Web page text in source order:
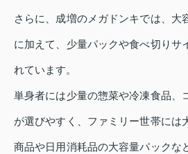
さらに、成増のメガドンキでは、大
に加えて、少量パックや食べ切りサ
れています。
単身者には少量の惣菜や冷凍食品、
が選びやすく、ファミリー世帯には
商品や日用消耗品の大容量パックな